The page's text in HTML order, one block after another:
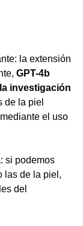
la extensión
GPT-4b
investigación
de la piel
el uso
si podemos
las de la piel,
del